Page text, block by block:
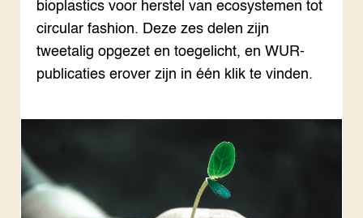
Agenda
Over dit portaal
bioplastics voor herstel van ecosystemen tot
circular fashion. Deze zes delen zijn
tweetalig opgezet en toegelicht, en WUR-
publicaties erover zijn in één klik te vinden.